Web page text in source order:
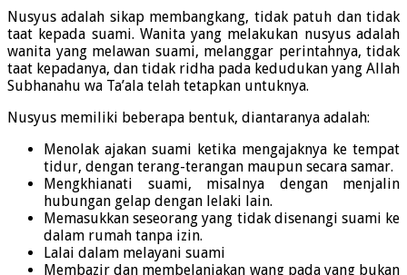
Nusyus adalah sikap membangkang, tidak patuh dan tidak
taat kepada suami. Wanita yang melakukan nusyus adalah
wanita yang melawan suami, melanggar perintahnya, tidak
taat kepadanya, dan tidak ridha pada kedudukan yang Allah
Subhanahu wa Ta’ala telah tetapkan untuknya.
Nusyus memiliki beberapa bentuk, diantaranya adalah:
Menolak ajakan suami ketika mengajaknya ke tempat
tidur, dengan terang-terangan maupun secara samar.
Mengkhianati suami, misalnya dengan menjalin
hubungan gelap dengan lelaki lain.
Memasukkan seseorang yang tidak disenangi suami ke
dalam rumah tanpa izin.
Lalai dalam melayani suami
Membazir dan membelanjakan wang pada yang bukan